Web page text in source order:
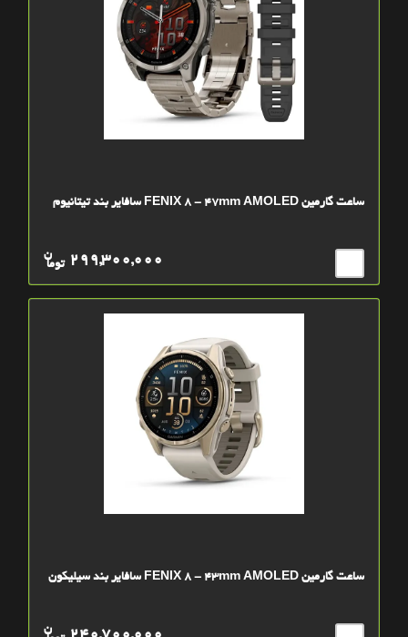
ساعت گارمین FENIX 8 - 47mm AMOLED سافایر بند تیتانیوم
توما
ن 299,300,000
ساعت گارمین FENIX 8 - 43mm AMOLED سافایر بند سیلیکون
ن